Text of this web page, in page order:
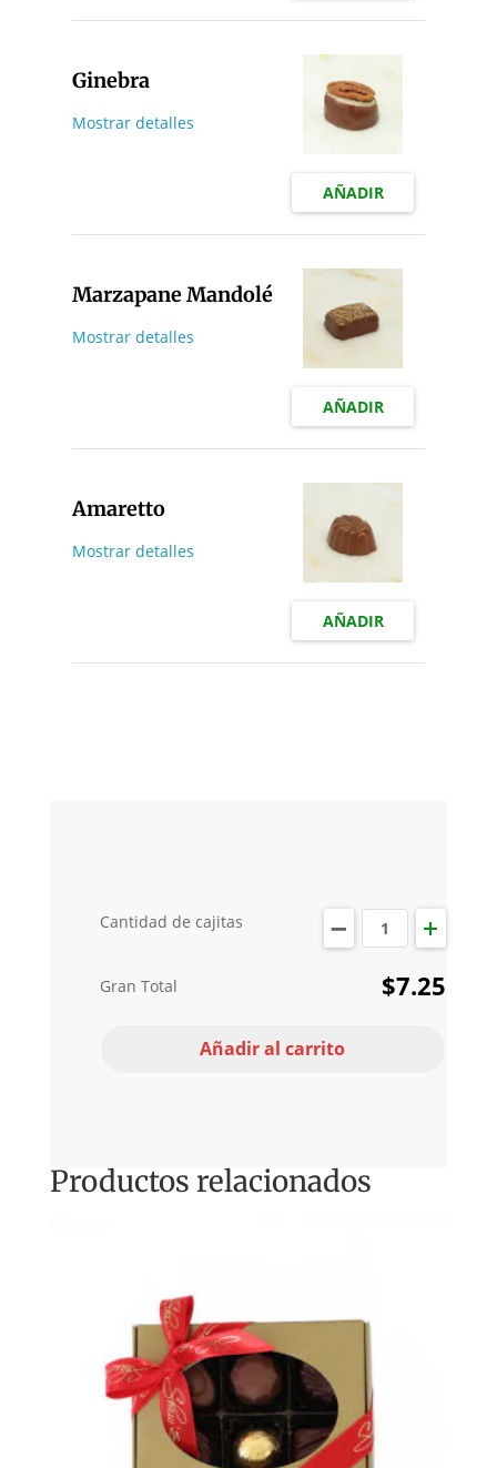
Ginebra
Mostrar detalles
AÑADIR
Marzapane Mandolé
Mostrar detalles
AÑADIR
Amaretto
Mostrar detalles
AÑADIR
Cantidad de cajitas 1
Gran Total $7.25
Añadir al carrito
Productos relacionados